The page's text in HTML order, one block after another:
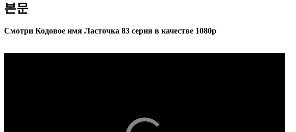
본문
Смотри Кодовое имя Ласточка 83 серия в качестве 1080p